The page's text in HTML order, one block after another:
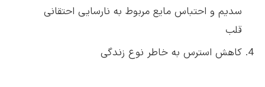
سدیم و احتباس مایع مربوط به نارسایی احتقانی
قلب
کاهش استرس به خاطر نوع زندگی